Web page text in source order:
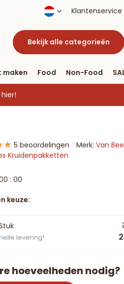
Klantenservice
Bekijk alle categorieën
maken Food Non-Food
hier!
5 beoordelingen Merk: Van
Kruidenpakketten
0 : 00
keuze:
levering!
hoeveelheden nodig?